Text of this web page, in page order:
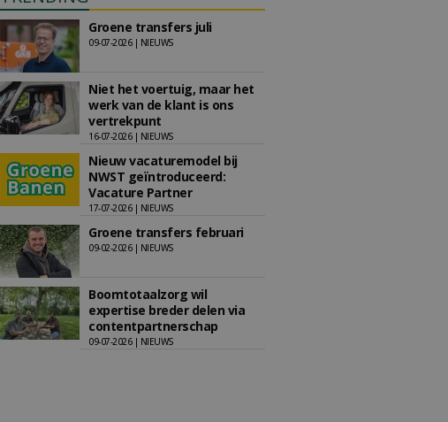
Groene transfers juli
09-07-2026 | NIEUWS
Niet het voertuig, maar het
werk van de klant is ons
vertrekpunt
16-07-2026 | NIEUWS
Nieuw vacaturemodel bij
NWST geïntroduceerd:
Vacature Partner
17-07-2026 | NIEUWS
Groene transfers februari
09-02-2026 | NIEUWS
Boomtotaalzorg wil
expertise breder delen via
contentpartnerschap
09-07-2026 | NIEUWS